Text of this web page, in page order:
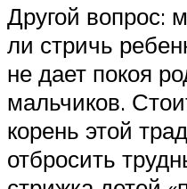
Другой вопрос:
ли стричь
не дает покоя
мальчиков.
корень этой
отбросить